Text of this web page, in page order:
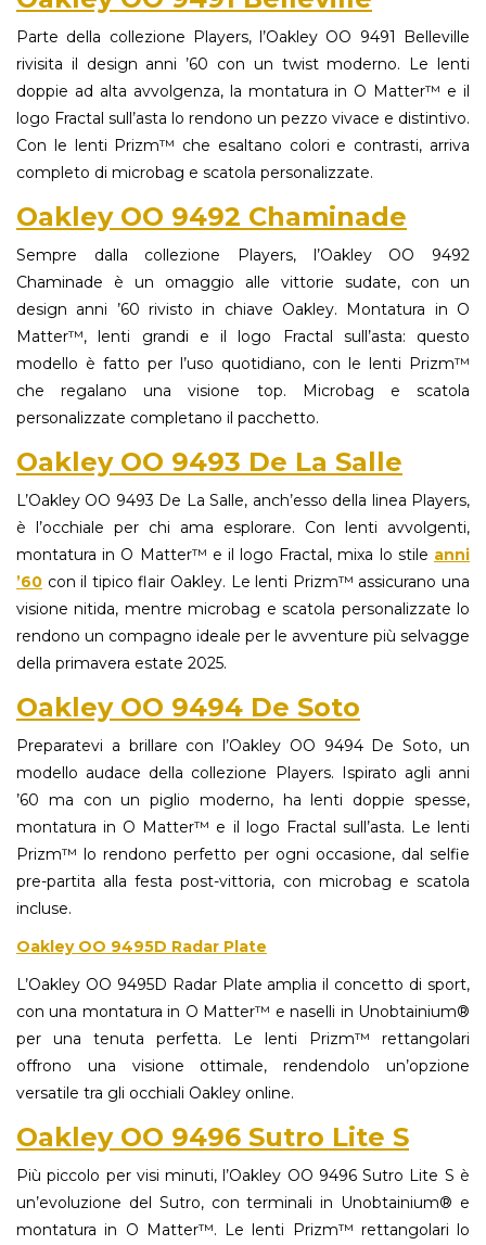
Parte della collezione Players, l’Oakley OO 9491 Belleville
rivisita il design anni ’60 con un twist moderno. Le lenti
doppie ad alta avvolgenza, la montatura in O Matter™ e il
logo Fractal sull’asta lo rendono un pezzo vivace e distintivo.
Con le lenti Prizm™ che esaltano colori e contrasti, arriva
completo di microbag e scatola personalizzate.
Oakley OO 9492 Chaminade
Sempre dalla collezione Players, l’Oakley OO 9492
Chaminade è un omaggio alle vittorie sudate, con un
design anni ’60 rivisto in chiave Oakley. Montatura in O
Matter™, lenti grandi e il logo Fractal sull’asta: questo
modello è fatto per l’uso quotidiano, con le lenti Prizm™
che regalano una visione top. Microbag e scatola
personalizzate completano il pacchetto.
Oakley OO 9493 De La Salle
L’Oakley OO 9493 De La Salle, anch’esso della linea Players,
è l’occhiale per chi ama esplorare. Con lenti avvolgenti,
montatura in O Matter™ e il logo Fractal, mixa lo stile anni
’60 con il tipico flair Oakley. Le lenti Prizm™ assicurano una
visione nitida, mentre microbag e scatola personalizzate lo
rendono un compagno ideale per le avventure più selvagge
della primavera estate 2025.
Oakley OO 9494 De Soto
Preparatevi a brillare con l’Oakley OO 9494 De Soto, un
modello audace della collezione Players. Ispirato agli anni
’60 ma con un piglio moderno, ha lenti doppie spesse,
montatura in O Matter™ e il logo Fractal sull’asta. Le lenti
Prizm™ lo rendono perfetto per ogni occasione, dal selfie
pre-partita alla festa post-vittoria, con microbag e scatola
incluse.
Oakley OO 9495D Radar Plate
L’Oakley OO 9495D Radar Plate amplia il concetto di sport,
con una montatura in O Matter™ e naselli in Unobtainium®
per una tenuta perfetta. Le lenti Prizm™ rettangolari
offrono una visione ottimale, rendendolo un’opzione
versatile tra gli occhiali Oakley online.
Oakley OO 9496 Sutro Lite S
Più piccolo per visi minuti, l’Oakley OO 9496 Sutro Lite S è
un’evoluzione del Sutro, con terminali in Unobtainium® e
montatura in O Matter™. Le lenti Prizm™ rettangolari lo